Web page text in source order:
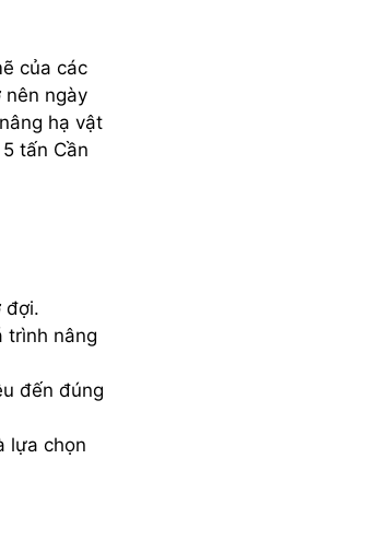
của các
nên ngày
hạ vật
tấn Cần
đợi.
trình nâng
đến đúng
lựa chọn